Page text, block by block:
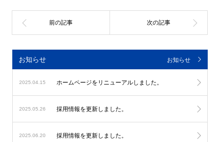
お知らせ お知らせ
2025.04.15 ホームページをリニューアルしました。
2025.05.26 採用情報を更新しました。
2025.06.20 採用情報を更新しました。